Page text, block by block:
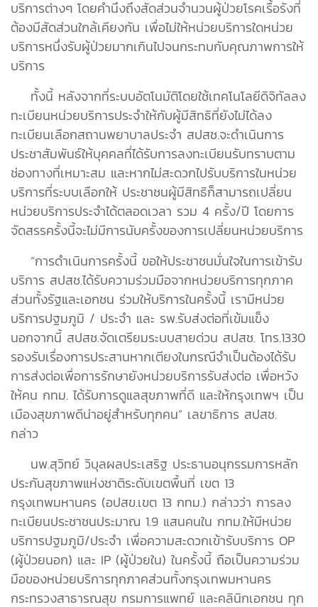
บริการต่างๆ โดยคำนึงถึงสัดส่วนจำนวนผู้ป่วยโรคเรื้อรังที่
ต้องมีสัดส่วนใกล้เคียงกัน เพื่อไม่ให้หน่วยบริการใดหน่วย
บริการหนึ่งรับผู้ป่วยมากเกินไปจนกระทบกับคุณภาพการให้
บริการ
ทั้งนี้ หลังจากที่ระบบอัตโนมัติโดยใช้เทคโนโลยีดิจิทัลลง
ทะเบียนหน่วยบริการประจำให้กับผู้มีสิทธิที่ยังไม่ได้ลง
ทะเบียนเลือกสถานพยาบาลประจำ สปสช.จะดำเนินการ
ประชาสัมพันธ์ให้บุคคลที่ได้รับการลงทะเบียนรับทราบตาม
ช่องทางที่เหมาะสม และหากไม่สะดวกไปรับบริการในหน่วย
บริการที่ระบบเลือกให้ ประชาชนผู้มีสิทธิก็สามารถเปลี่ยน
หน่วยบริการประจำได้ตลอดเวลา รวม 4 ครั้ง/ปี โดยการ
จัดสรรครั้งนี้จะไม่มีการนับครั้งของการเปลี่ยนหน่วยบริการ
“การดำเนินการครั้งนี้ ขอให้ประชาชนมั่นใจในการเข้ารับ
บริการ สปสช.ได้รับความร่วมมือจากหน่วยบริการทุกภาค
ส่วนทั้งรัฐและเอกชน ร่วมให้บริการในครั้งนี้ เรามีหน่วย
บริการปฐมภูมิ / ประจำ และ รพ.รับส่งต่อที่เข้มแข็ง
นอกจากนี้ สปสช.จัดเตรียมระบบสายด่วน สปสช. โทร.1330
รองรับเรื่องการประสานหากเตียงในกรณีจำเป็นต้องได้รับ
การส่งต่อเพื่อการรักษายังหน่วยบริการรับส่งต่อ เพื่อหวัง
ให้คน กทม. ได้รับการดูแลสุขภาพที่ดี และให้กรุงเทพฯ เป็น
เมืองสุขภาพดีน่าอยู่สำหรับทุกคน” เลขาธิการ สปสช.
กล่าว
นพ.สุวิทย์ วิบุลผลประเสริฐ ประธานอนุกรรมการหลัก
ประกันสุขภาพแห่งชาติระดับเขตพื้นที่ เขต 13
กรุงเทพมหานคร (อปสข.เขต 13 กทม.) กล่าวว่า การลง
ทะเบียนประชาชนประมาณ 1.9 แสนคนใน กทม.ให้มีหน่วย
บริการปฐมภูมิ/ประจำ เพื่อความสะดวกเข้ารับบริการ OP
(ผู้ป่วยนอก) และ IP (ผู้ป่วยใน) ในครั้งนี้ ถือเป็นความร่วม
มือของหน่วยบริการทุกภาคส่วนทั้งกรุงเทพมหานคร
กระทรวงสาธารณสุข กรมการแพทย์ และคลินิกเอกชน ทุก